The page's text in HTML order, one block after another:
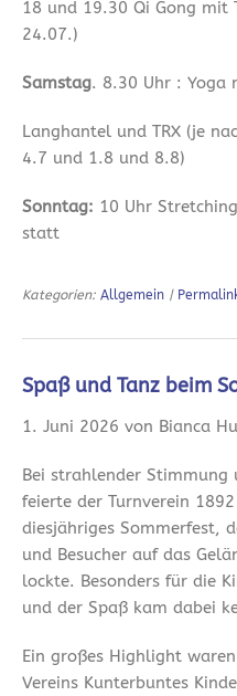
18 und 19.30 Qi Gong
24.07.)
Samstag. 8.30 Uhr : Yoga
Langhantel und TRX (je
4.7 und 1.8 und 8.8)
Sonntag: 10 Uhr
statt
Kategorien: Allgemein |
Spaß und Tanz beim
1. Juni 2026 von Bianca
Bei strahlender Stimmung
feierte der Turnverein
diesjähriges Sommerfest,
und Besucher auf das
lockte. Besonders für die
und der Spaß kam dabei
Ein großes Highlight
Vereins Kunterbuntes